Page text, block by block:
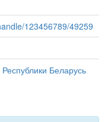
123456789/49259
Беларусь